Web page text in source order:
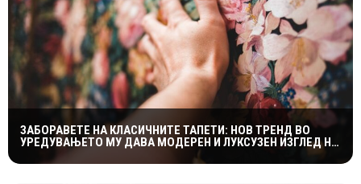
ЗАБОРАВЕТЕ НА КЛАСИЧНИТЕ ТАПЕТИ: НОВ ТРЕНД ВО
УРЕДУВАЊЕТО МУ ДАВА МОДЕРЕН И ЛУКСУЗЕН ИЗГЛЕД НА